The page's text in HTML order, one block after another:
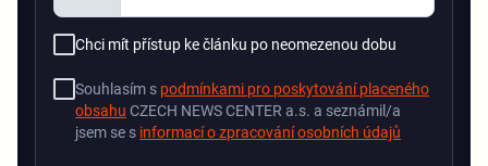
Chci mít přístup ke článku po neomezenou dobu
Souhlasím s podmínkami pro poskytování placeného
obsahu CZECH NEWS CENTER a.s. a seznámil/a
jsem se s informací o zpracování osobních údajů